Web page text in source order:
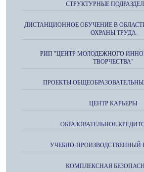
СТРУКТУРНЫЕ
ДИСТАНЦИОННОЕ ОБУЧЕНИЕ В
ОХРАНЫ ТРУДА
РИП "ЦЕНТР МОЛОДЕЖНОГО
ТВОРЧЕСТВА"
ПРОЕКТЫ
ЦЕНТР КАРЬЕРЫ
ОБРАЗОВАТЕЛЬНОЕ
УЧЕБНО-ПРОИЗВОДСТВЕННЫЙ
КОМПЛЕКСНАЯ